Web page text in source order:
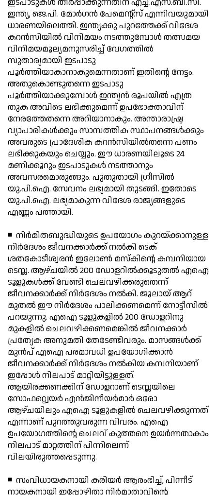
ഇന്ത്യ, ജെ.പി. മോര്‍ഗന്‍ പേമെന്റ്സ് എന്നിവയുമായി
ധാരണയിലെത്തി. ഇന്ത്യക്കു പുറത്തേക്ക് വിദേശ
കറന്‍സിയില്‍ വിനിമയം നടത്തുമ്പോള്‍ തത്സമയ
വിനിമയമൂല്യമനുസരിച്ച് വേഗത്തില്‍
സുതാര്യമായി ഇടപാടു
പൂര്‍ത്തിയാകാനാകുമെന്നതാണ് ഇതിന്റെ നേട്ടം.
അതുകൊണ്ടുതന്നെ ഇടപാടു
പൂര്‍ത്തിയാക്കുമ്പോള്‍ ഇന്ത്യന്‍ രൂപയില്‍ എത്ര
തുക അവിടെ ലഭിക്കുമെന്ന് ഉപഭോക്താവിന്
നേരത്തേതന്നെ അറിയാനാകും. അന്താരാഷ്ട്ര
വ്യാപാരികള്‍ക്കും സാമ്പത്തിക സ്ഥാപനങ്ങള്‍ക്കും
അവരുടെ പ്രാദേശിക കറന്‍സിയില്‍തന്നെ പണം
ലഭിക്കുകയും ചെയ്യും. ഈ ധാരണയിലൂടെ 24
മണിക്കൂറും ഇടപാടുകള്‍ നടത്താനും
അവസരമൊരുങ്ങും. പുതുതായി ഗ്രീസില്‍
യു.പി.ഐ. സേവനം ലഭ്യമായി തുടങ്ങി. ഇതോടെ
യു.പി.ഐ. ലഭ്യമാകുന്ന വിദേശ രാജ്യങ്ങളുടെ
എണ്ണം പത്തായി.
◾ നിര്‍മിതബുദ്ധിയുടെ ഉപയോഗം കുറയ്ക്കാനുള്ള
നിര്‍ദേശം ജീവനക്കാര്‍ക്ക് നല്‍കി ടെക്
ശതകോടീശ്വരന്‍ ഇലോണ്‍ മസ്‌കിന്റെ കമ്പനിയായ
ടെസ്ല. ആഴ്ചയില്‍ 200 ഡോളറില്‍ക്കൂടുതല്‍ എഐ
ടൂളുകള്‍ക്ക് വേണ്ടി ചെലവഴിക്കരുതെന്ന്
ജീവനക്കാര്‍ക്ക് നിര്‍ദേശം നല്‍കി. ജൂലായ് ആറ്
മുതല്‍ ഈ നിര്‍ദേശം പാലിക്കണമെന്ന് നോട്ടീസില്‍
പറയുന്നു. എഐ ടൂളുകളില്‍ 200 ഡോളറിനു
മുകളില്‍ ചെലവഴിക്കണമെങ്കില്‍ ജീവനക്കാര്‍
പ്രത്യേക അനുമതി തേടേണ്ടിവരും. മാസങ്ങള്‍ക്ക്
മുന്‍പ് എഐ പരമാവധി ഉപയോഗിക്കാന്‍
ജീവനക്കാര്‍ക്ക് നിര്‍ദേശം നല്‍കിയ കമ്പനിയാണ്
ഇപ്പോള്‍ നിലപാട് മാറ്റിയിട്ടുള്ളത്.
ആയിരക്കണക്കിന് ഡോളറാണ് ടെസ്ലയിലെ
സോഫറ്റ്വെയര്‍ എന്‍ജിനീയര്‍മാര്‍ ഒരോ
ആഴ്ചയിലും എഐ ടൂളുകളില്‍ ചെലവഴിക്കുന്നത്
എന്നാണ് പുറത്തുവരുന്ന വിവരം. എഐ
ഉപയോഗത്തിന്റെ ചെലവ് കുത്തനെ ഉയര്‍ന്നതാകാം
നിലപാട് മാറ്റത്തിന് പിന്നിലെന്ന്
വിലയിരുത്തപ്പെടുന്നു.
◾ സംവിധായകനായി കരിയര്‍ ആരംഭിച്ച്, പിന്നീട്
നായകനായി ഇപ്പോഴിതാ നിര്‍മാതാവിന്റെ